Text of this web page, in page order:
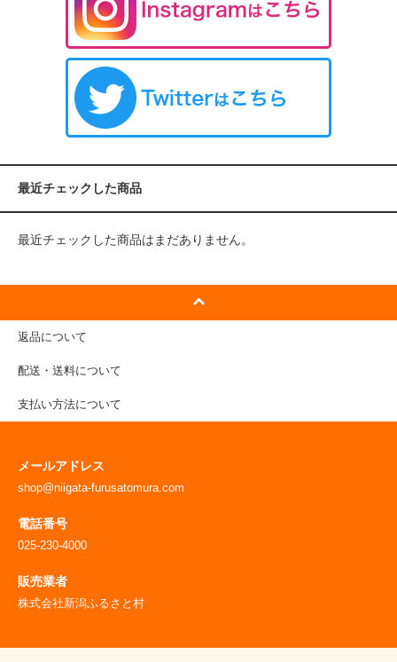
最近チェックした商品
最近チェックした商品はまだありません。
返品について
配送・送料について
支払い方法について
メールアドレス
shop@niigata-furusatomura.com
電話番号
025-230-4000
販売業者
株式会社新潟ふるさと村